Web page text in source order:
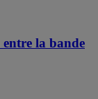
la bande